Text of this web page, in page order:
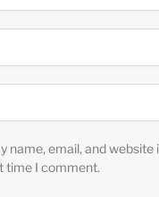
name, email, and website
time I comment.